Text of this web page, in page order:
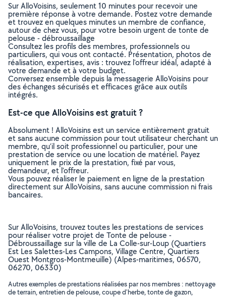
Sur AlloVoisins, seulement 10 minutes pour recevoir une
première réponse à votre demande. Postez votre demande
et trouvez en quelques minutes un membre de confiance,
autour de chez vous, pour votre besoin urgent de tonte de
pelouse - débroussaillage
Consultez les profils des membres, professionnels ou
particuliers, qui vous ont contacté. Présentation, photos de
réalisation, expertises, avis : trouvez l'offreur idéal, adapté à
votre demande et à votre budget.
Conversez ensemble depuis la messagerie AlloVoisins pour
des échanges sécurisés et efficaces grâce aux outils
intégrés.
Est-ce que AlloVoisins est gratuit ?
Absolument ! AlloVoisins est un service entièrement gratuit
et sans aucune commission pour tout utilisateur cherchant un
membre, qu’il soit professionnel ou particulier, pour une
prestation de service ou une location de matériel. Payez
uniquement le prix de la prestation, fixé par vous,
demandeur, et l’offreur.
Vous pouvez réaliser le paiement en ligne de la prestation
directement sur AlloVoisins, sans aucune commission ni frais
bancaires.
Sur AlloVoisins, trouvez toutes les prestations de services
pour réaliser votre projet de Tonte de pelouse -
Débroussaillage sur la ville de La Colle-sur-Loup (Quartiers
Est Les Salettes-Les Campons, Village Centre, Quartiers
Ouest Montgros-Montmeuille) (Alpes-maritimes, 06570,
06270, 06330)
Autres exemples de prestations réalisées par nos membres : nettoyage
de terrain, entretien de pelouse, coupe d'herbe, tonte de gazon,